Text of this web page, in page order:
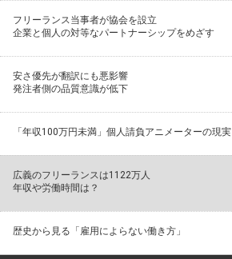
フリーランス当事者が協会を設立
企業と個人の対等なパートナーシップをめざす
安さ優先が翻訳にも悪影響
発注者側の品質意識が低下
「年収100万円未満」個人請負アニメーターの現実
広義のフリーランスは1122万人
年収や労働時間は？
歴史から見る「雇用によらない働き方」